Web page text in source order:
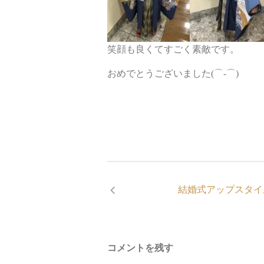
笑顔も良くてすごく素敵です。
おめでとうございました(⌒-⌒)
結婚式アップスタ
コメントを残す